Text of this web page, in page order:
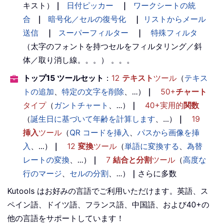
キスト）
｜ 日付ピッカー ｜
ワークシートの統
合
｜ 暗号化／セルの復号化 ｜
リストからメール
送信
｜ スーパーフィルター ｜
特殊フィルタ
（太字のフォントを持つセルをフィルタリング／斜
体／取り消し線。。。） 。。。
トップ15 ツールセット ： 12 テキスト ツール （テキス
トの追加、 特定の文字を削除、...） ｜ 50+チャート
タイプ（ ガントチャート 、...） ｜ 40+実用的関数
（誕生日に基づいて年齢を計算します、...） ｜
19
挿入ツール （QR コードを挿入 、 パスから画像を挿
入 、...） ｜ 12 変換ツール （単語に変換する 、 為替
レートの変換、...） ｜ 7 結合と分割ツール （高度な
行のマージ、 セルの分割、...） ｜ さらに多数
Kutools はお好みの言語でご利用いただけます。英語、ス
ペイン語、ドイツ語、フランス語、中国語、および40+の
他の言語をサポートしています！